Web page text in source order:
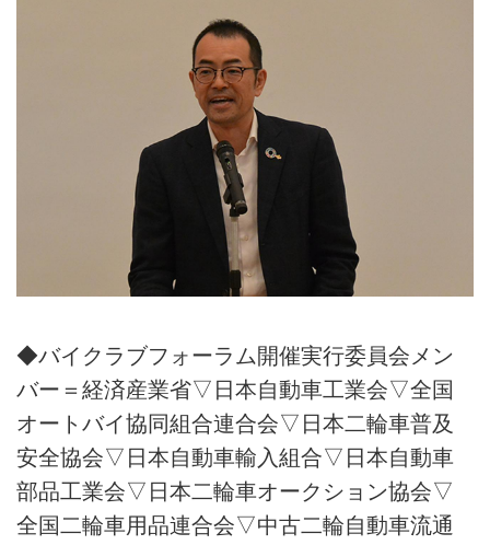
◆バイクラブフォーラム開催実行委員会メン
バー＝経済産業省▽日本自動車工業会▽全国
オートバイ協同組合連合会▽日本二輪車普及
安全協会▽日本自動車輸入組合▽日本自動車
部品工業会▽日本二輪車オークション協会▽
全国二輪車用品連合会▽中古二輪自動車流通